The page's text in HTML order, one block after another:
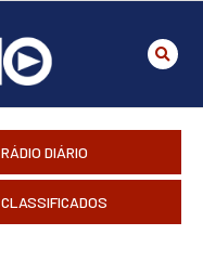
RÁDIO DIÁRIO
CLASSIFICADOS